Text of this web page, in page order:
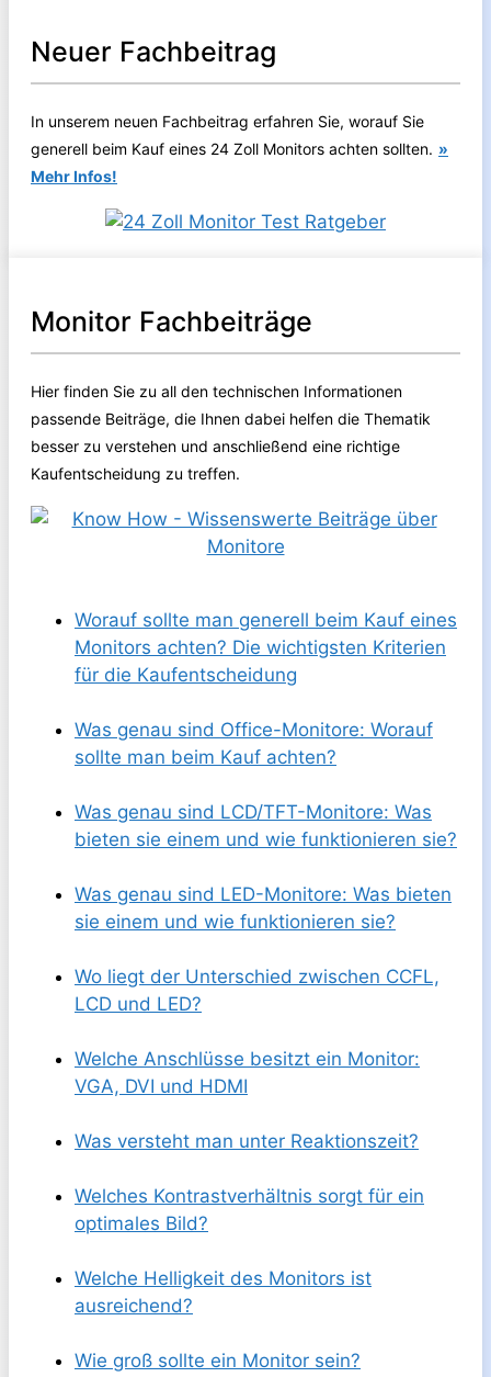
Neuer Fachbeitrag
In unserem neuen Fachbeitrag erfahren Sie, worauf Sie
generell beim Kauf eines 24 Zoll Monitors achten sollten. »
Mehr Infos!
Monitor Fachbeiträge
Hier finden Sie zu all den technischen Informationen
passende Beiträge, die Ihnen dabei helfen die Thematik
besser zu verstehen und anschließend eine richtige
Kaufentscheidung zu treffen.
Worauf sollte man generell beim Kauf eines
Monitors achten? Die wichtigsten Kriterien
für die Kaufentscheidung
Was genau sind Office-Monitore: Worauf
sollte man beim Kauf achten?
Was genau sind LCD/TFT-Monitore: Was
bieten sie einem und wie funktionieren sie?
Was genau sind LED-Monitore: Was bieten
sie einem und wie funktionieren sie?
Wo liegt der Unterschied zwischen CCFL,
LCD und LED?
Welche Anschlüsse besitzt ein Monitor:
VGA, DVI und HDMI
Was versteht man unter Reaktionszeit?
Welches Kontrastverhältnis sorgt für ein
optimales Bild?
Welche Helligkeit des Monitors ist
ausreichend?
Wie groß sollte ein Monitor sein?